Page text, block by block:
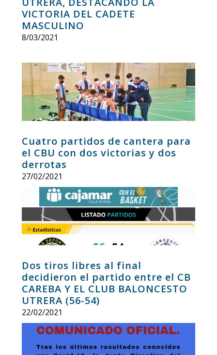
VICTORIA DEL CADETE
MASCULINO
8/03/2021
Cuatro partidos de cantera para
el CBU con dos victorias y dos
derrotas
27/02/2021
Dos tiros libres al final
decidieron el partido entre el CB
CAREBA Y EL CLUB BALONCESTO
UTRERA (56-54)
22/02/2021